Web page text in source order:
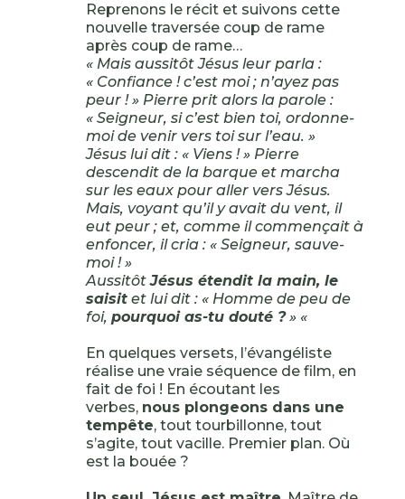
Reprenons le récit et suivons cette
nouvelle traversée coup de rame
après coup de rame…
« Mais aussitôt Jésus leur parla :
« Confiance ! c’est moi ; n’ayez pas
peur ! » Pierre prit alors la parole :
« Seigneur, si c’est bien toi, ordonne-
moi de venir vers toi sur l’eau. »
Jésus lui dit : « Viens ! » Pierre
descendit de la barque et marcha
sur les eaux pour aller vers Jésus.
Mais, voyant qu’il y avait du vent, il
eut peur ; et, comme il commençait à
enfoncer, il cria : « Seigneur, sauve-
moi ! »
AussitôtJésus étendit la main, le
saisitet lui dit : « Homme de peu de
foi, pourquoi as-tu douté ?» «
En quelques versets, l’évangéliste
réalise une vraie séquence de film, en
fait de foi ! En écoutant les
verbes, nous plongeons dans une
tempête, tout tourbillonne, tout
s’agite, tout vacille. Premier plan. Où
est la bouée ?